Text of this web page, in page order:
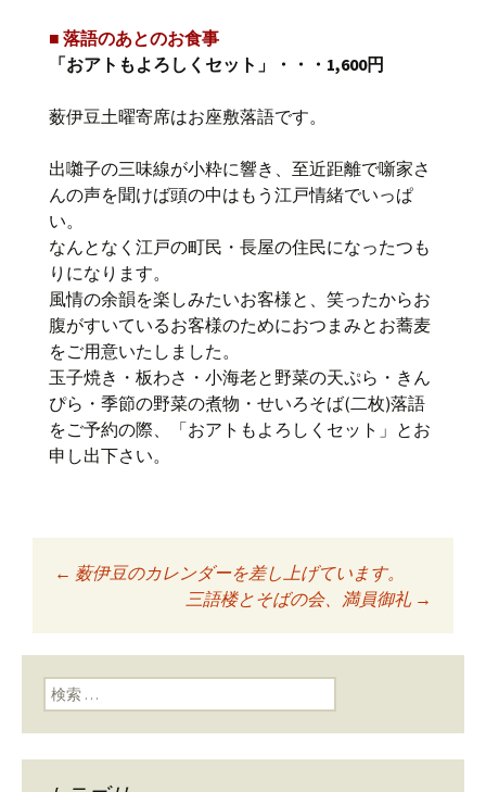
■ 落語のあとのお食事
「おアトもよろしくセット」・・・1,600円
薮伊豆土曜寄席はお座敷落語です。
出囃子の三味線が小粋に響き、至近距離で噺家さ
んの声を聞けば頭の中はもう江戸情緒でいっぱ
い。
なんとなく江戸の町民・長屋の住民になったつも
りになります。
風情の余韻を楽しみたいお客様と、笑ったからお
腹がすいているお客様のためにおつまみとお蕎麦
をご用意いたしました。
玉子焼き・板わさ・小海老と野菜の天ぷら・きん
ぴら・季節の野菜の煮物・せいろそば(二枚)落語
をご予約の際、「おアトもよろしくセット」とお
申し出下さい。
投稿ナビゲーショ
ン
← 薮伊豆のカレンダーを差し上げています。
三語楼とそばの会、満員御礼 →
検索: